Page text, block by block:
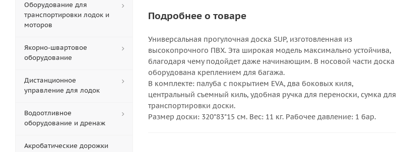
Подробнее о товаре
Универсальная прогулочная доска SUP, изготовленная из
высокопрочного ПВХ. Эта широкая модель максимально устойчива,
благодаря чему подойдет даже начинающим. В носовой части доска
оборудована креплением для багажа.
В комплекте: палуба с покрытием EVA, два боковых киля,
центральный съемный киль, удобная ручка для переноски, сумка для
транспортировки доски.
Размер доски: 320*83*15 см. Вес: 11 кг. Рабочее давление: 1 бар.
Оборудование для
транспортировки лодок и
моторов
Якорно-швартовое
оборудование
Дистанционное
управление для лодок
Водоотливное
оборудование и дренаж
Акробатические дорожки